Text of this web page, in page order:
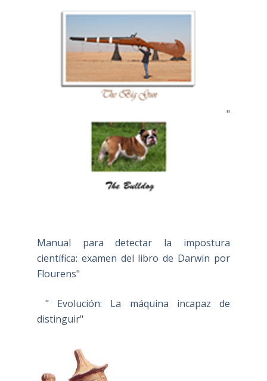
"
Manual para detectar la impostura
científica: examen del libro de Darwin por
Flourens"
" Evolución: La máquina incapaz de
distinguir"